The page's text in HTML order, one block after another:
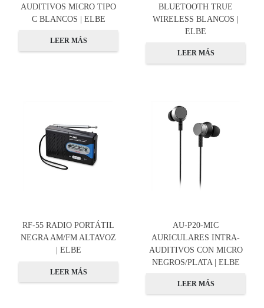
AUDITIVOS MICRO TIPO
C BLANCOS | ELBE
LEER MÁS
BLUETOOTH TRUE
WIRELESS BLANCOS |
ELBE
LEER MÁS
RF-55 RADIO PORTÁTIL
NEGRA AM/FM ALTAVOZ
| ELBE
LEER MÁS
AU-P20-MIC
AURICULARES INTRA-
AUDITIVOS CON MICRO
NEGROS/PLATA | ELBE
LEER MÁS